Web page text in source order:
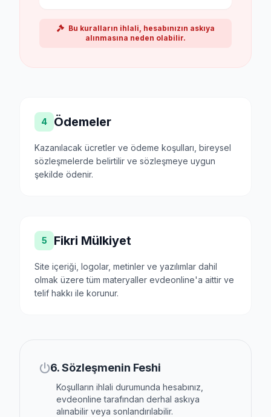
Bu kuralların ihlali, hesabınızın askıya
alınmasına neden olabilir.
4 Ödemeler
Kazanılacak ücretler ve ödeme koşulları, bireysel
sözleşmelerde belirtilir ve sözleşmeye uygun
şekilde ödenir.
5 Fikri Mülkiyet
Site içeriği, logolar, metinler ve yazılımlar dahil
olmak üzere tüm materyaller evdeonline'a aittir ve
telif hakkı ile korunur.
6. Sözleşmenin Feshi
Koşulların ihlali durumunda hesabınız,
evdeonline tarafından derhal askıya
alınabilir veya sonlandırılabilir.